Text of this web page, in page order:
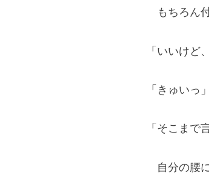
もちろん
「いいけど
「きゅいっ」
「そこまで
自分の腰